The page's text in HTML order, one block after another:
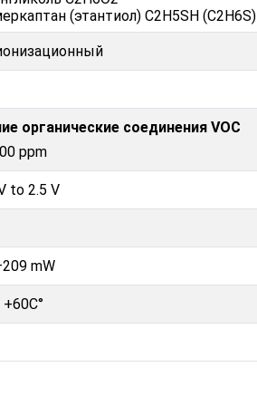
(этантиол) C2H5SH (C2H6S)
органические соединения VOC
ppm
to 2.5 V
mW
+60C°